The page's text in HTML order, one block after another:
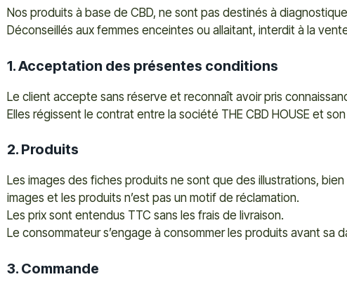
Nos produits à base de CBD, ne sont pas destinés à
Déconseillés aux femmes enceintes ou allaitant, interdit à la
1. Acceptation des présentes conditions
Le client accepte sans réserve et reconnaît avoir pris
Elles régissent le contrat entre la société THE CBD HOUSE et
2. Produits
Les images des fiches produits ne sont que des illustrations,
images et les produits n’est pas un motif de réclamation.
Les prix sont entendus TTC sans les frais de livraison.
Le consommateur s’engage à consommer les produits avant sa
3. Commande